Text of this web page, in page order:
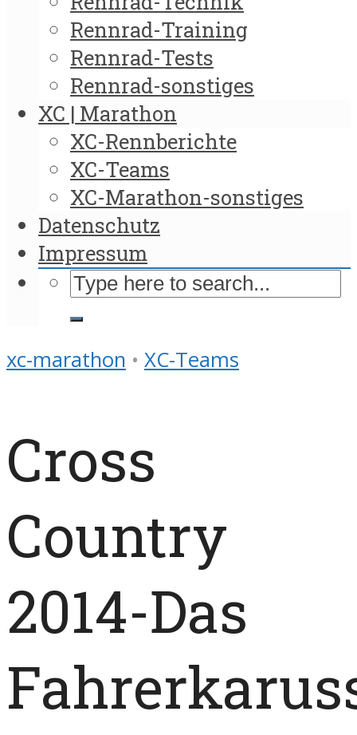
Rennrad-Training
Rennrad-Tests
Rennrad-sonstiges
XC | Marathon
XC-Rennberichte
XC-Teams
XC-Marathon-sonstiges
Datenschutz
Impressum
xc-marathon • XC-Teams
Cross
Country
2014-Das